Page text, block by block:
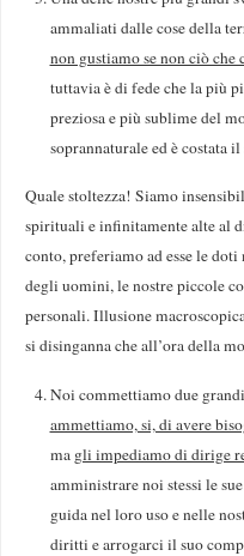
ammaliati dalle cose della
non gustiamo se non ciò
tuttavia è di fede che la più
preziosa e più sublime del
soprannaturale ed è costata
Quale stoltezza! Siamo
spirituali e infinitamente alte al
conto, preferiamo ad esse le
degli uomini, le nostre piccole
personali. Illusione
si disinganna che all’ora della
Noi commettiamo due
ammettiamo, si, di avere
ma gli impediamo di dirige
amministrare noi stessi le
guida nel loro uso e nelle
diritti e arrogarci il suo